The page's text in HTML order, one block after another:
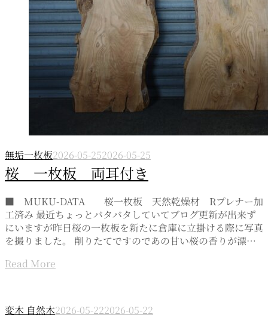
無垢一枚板2026-05-252026-05-25
桜 一枚板 両耳付き
■ MUKU-DATA 桜一枚板 天然乾燥材 Rプレナー加
工済み 最近ちょっとバタバタしていてブログ更新が出来ず
にいますが昨日桜の一枚板を新たに倉庫に立掛ける際に写真
を撮りました。 削りたてですのであの甘い桜の香りが漂…
Read More
変木 自然木2026-05-222026-05-22